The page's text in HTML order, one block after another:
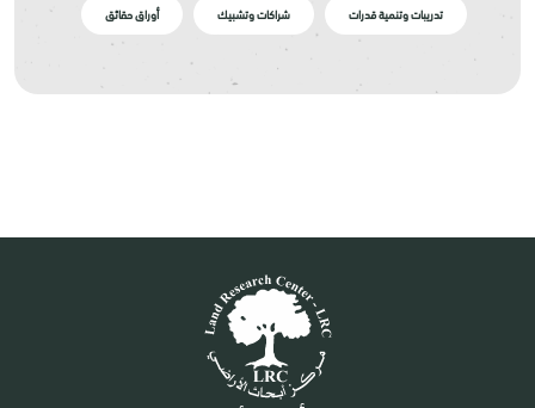
تدريبات وتنمية قدرات شراكات وتشبيك أوراق حقائق